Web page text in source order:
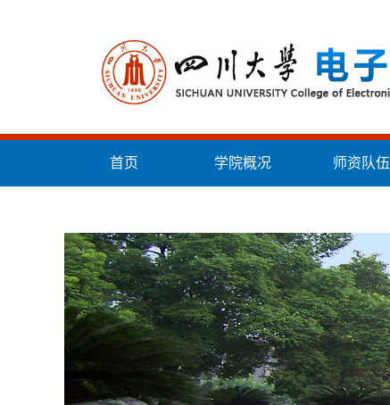
首页 学院概况 师资队伍